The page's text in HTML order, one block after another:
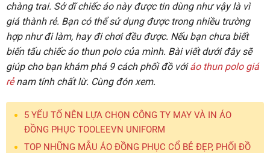
chàng trai. Sở dĩ chiếc áo này được tin dùng như vậy là vì
giá thành rẻ. Bạn có thể sử dụng được trong nhiều trường
hợp như đi làm, hay đi chơi đều được. Nếu bạn chưa biết
biến tấu chiếc áo thun polo của mình. Bài viết dưới đây sẽ
giúp cho bạn khám phá 9 cách phối đồ vớiáo thun polo giá
rẻnam tính chất lừ. Cùng đón xem.
5 YẾU TỐ NÊN LỰA CHỌN CÔNG TY MAY VÀ IN ÁO
ĐỒNG PHỤC TOOLEEVN UNIFORM
TOP NHỮNG MẪU ÁO ĐỒNG PHỤC CỔ BẺ ĐẸP, PHỐI ĐỒ